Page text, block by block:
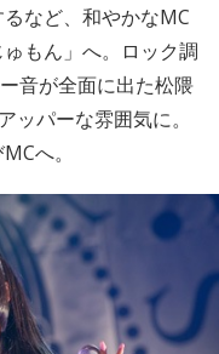
など、和やかなMC
もん」へ。ロック調
音が全面に出た松隈
ッパーな雰囲気に。
へ。